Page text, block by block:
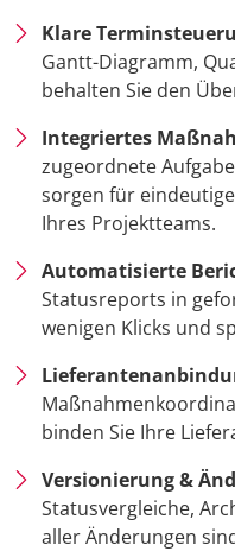
Klare
Gantt-Diagramm,
behalten Sie den
Integriertes
zugeordnete
sorgen für
Ihres Projektteams.
Automatisierte
Statusreports in
wenigen Klicks und
binden Sie Ihre
Versionierung &
Statusvergleiche,
aller Änderungen